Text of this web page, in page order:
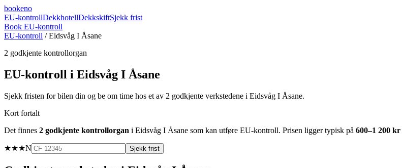
bookeno
EU-kontrollDekkhotellDekkskiftSjekk frist
Book EU-kontroll
EU-kontroll /Eidsvåg I Åsane
2 godkjente kontrollorgan
EU-kontroll i Eidsvåg I Åsane
Sjekk fristen for bilen din og be om time hos et av 2 godkjente verkstedene i Eidsvåg I Åsane.
Kort fortalt
Det finnes 2 godkjente kontrollorgan i Eidsvåg I Åsane som kan utføre EU-kontroll. Prisen ligger typisk på 600–1 200 kr
★★★N Sjekk frist